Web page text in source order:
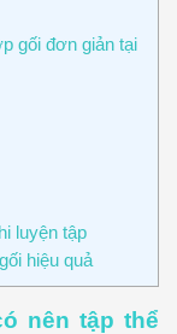
gối đơn giản tại
luyện tập
hiệu quả
nên tập thể